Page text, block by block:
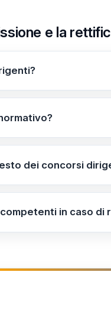
e la
sull'immissione
Interregionale
dei concorsi
sua rilevanza
in caso di
sul portale